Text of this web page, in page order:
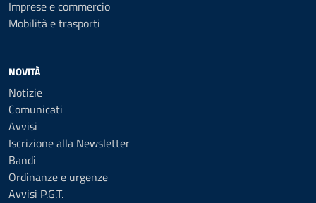
Imprese e commercio
Mobilità e trasporti
NOVITÀ
Notizie
Comunicati
Avvisi
Iscrizione alla Newsletter
Bandi
Ordinanze e urgenze
Avvisi P.G.T.